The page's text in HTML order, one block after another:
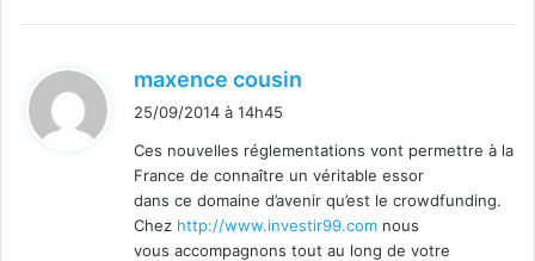
maxence cousin
:
25/09/2014 à 14h45
Ces nouvelles réglementations vont permettre à la
France de connaître un véritable essor
dans ce domaine d’avenir qu’est le crowdfunding.
Chez http://www.investir99.com nous
vous accompagnons tout au long de votre